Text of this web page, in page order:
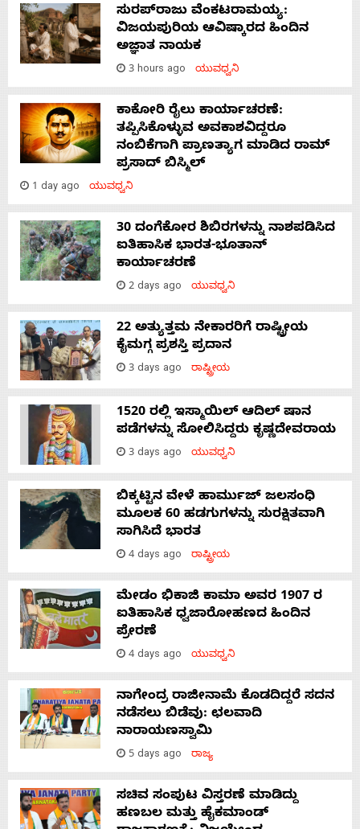
ಸುರಪ್‌ರಾಜು ವೆಂಕಟರಾಮಯ್ಯ:
ವಿಜಯಪುರಿಯ ಆವಿಷ್ಕಾರದ ಹಿಂದಿನ
ಅಜ್ಞಾತ ನಾಯಕ
3 hours ago ಯುವಧ್ವನಿ
ಕಾಕೋರಿ ರೈಲು ಕಾರ್ಯಾಚರಣೆ:
ತಪ್ಪಿಸಿಕೊಳ್ಳುವ ಅವಕಾಶವಿದ್ದರೂ
ನಂಬಿಕೆಗಾಗಿ ಪ್ರಾಣತ್ಯಾಗ ಮಾಡಿದ ರಾಮ್
ಪ್ರಸಾದ್ ಬಿಸ್ಮಿಲ್
1 day ago ಯುವಧ್ವನಿ
30 ದಂಗೆಕೋರ ಶಿಬಿರಗಳನ್ನು ನಾಶಪಡಿಸಿದ
ಐತಿಹಾಸಿಕ ಭಾರತ-ಭೂತಾನ್
ಕಾರ್ಯಾಚರಣೆ
2 days ago ಯುವಧ್ವನಿ
22 ಅತ್ಯುತ್ತಮ ನೇಕಾರರಿಗೆ ರಾಷ್ಟ್ರೀಯ
ಕೈಮಗ್ಗ ಪ್ರಶಸ್ತಿ ಪ್ರದಾನ
3 days ago ರಾಷ್ಟ್ರೀಯ
1520 ರಲ್ಲಿ ಇಸ್ಮಾಯಿಲ್ ಆದಿಲ್ ಷಾನ
ಪಡೆಗಳನ್ನು ಸೋಲಿಸಿದ್ದರು ಕೃಷ್ಣದೇವರಾಯ
3 days ago ಯುವಧ್ವನಿ
ಬಿಕ್ಕಟ್ಟಿನ ವೇಳೆ ಹಾರ್ಮುಜ್ ಜಲಸಂಧಿ
ಮೂಲಕ 60 ಹಡಗುಗಳನ್ನು ಸುರಕ್ಷಿತವಾಗಿ
ಸಾಗಿಸಿದೆ ಭಾರತ
4 days ago ರಾಷ್ಟ್ರೀಯ
ಮೇಡಂ ಭಿಕಾಜಿ ಕಾಮಾ ಅವರ 1907 ರ
ಐತಿಹಾಸಿಕ ಧ್ವಜಾರೋಹಣದ ಹಿಂದಿನ
ಪ್ರೇರಣೆ
4 days ago ಯುವಧ್ವನಿ
ನಾಗೇಂದ್ರ ರಾಜೀನಾಮೆ ಕೊಡದಿದ್ದರೆ ಸದನ
ನಡೆಸಲು ಬಿಡೆವು: ಛಲವಾದಿ
ನಾರಾಯಣಸ್ವಾಮಿ
5 days ago ರಾಜ್ಯ
ಸಚಿವ ಸಂಪುಟ ವಿಸ್ತರಣೆ ಮಾಡಿದ್ದು
ಹಣಬಲ ಮತ್ತು ಹೈಕಮಾಂಡ್